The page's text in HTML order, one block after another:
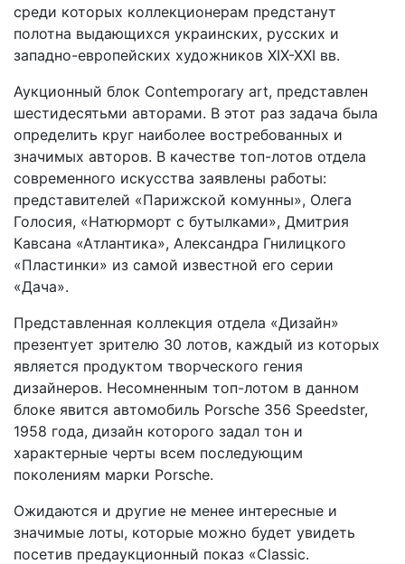
среди которых коллекционерам предстанут
полотна выдающихся украинских, русских и
западно-европейских художников XIX-XXІ вв.
Аукционный блок Contemporary art, представлен
шестидесятьми авторами. В этот раз задача была
определить круг наиболее востребованных и
значимых авторов. В качестве топ-лотов отдела
современного искусства заявлены работы:
представителей «Парижской комунны», Олега
Голосия, «Натюрморт с бутылками», Дмитрия
Кавсана «Атлантика», Александра Гнилицкого
«Пластинки» из самой известной его серии
«Дача».
Представленная коллекция отдела «Дизайн»
презентует зрителю 30 лотов, каждый из которых
является продуктом творческого гения
дизайнеров. Несомненным топ-лотом в данном
блоке явится автомобиль Porsche 356 Speedster,
1958 года, дизайн которого задал тон и
характерные черты всем последующим
поколениям марки Porsсhe.
Ожидаются и другие не менее интересные и
значимые лоты, которые можно будет увидеть
посетив предаукционный показ «Classic.